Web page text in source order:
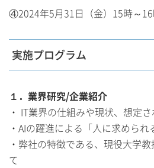
④2024年5月31日（金）15時～
実施プログラム
１．業界研究/企業紹介
・ IT業界の仕組みや現状、想定
・AIの躍進による「人に求められ
・弊社の特徴である、現役大学
て